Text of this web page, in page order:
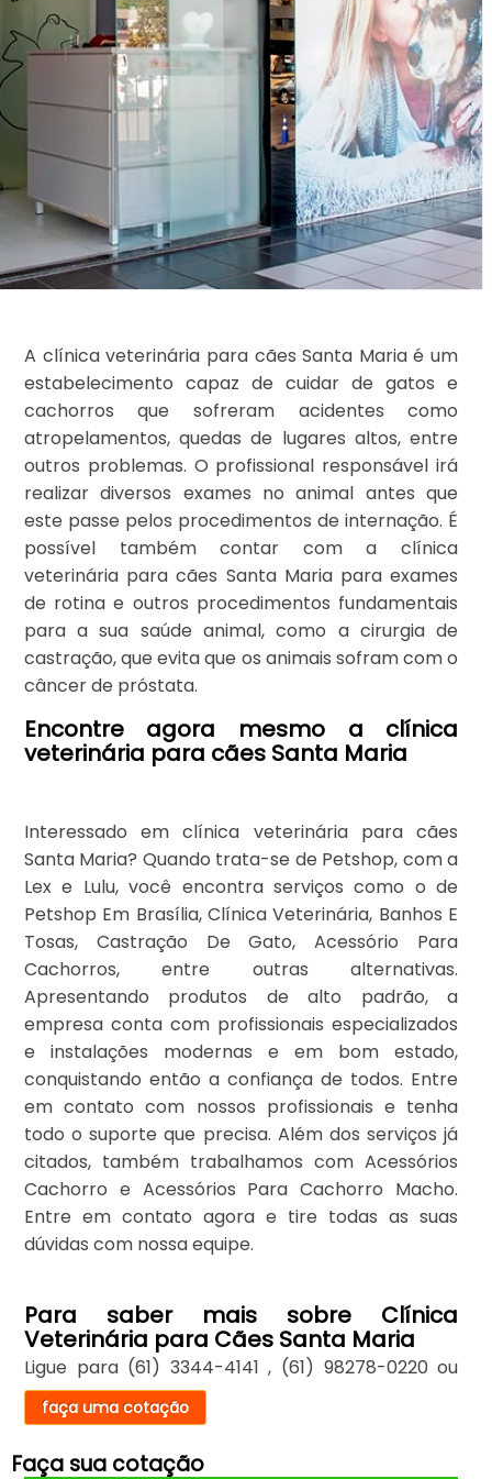
A clínica veterinária para cães Santa Maria é um
estabelecimento capaz de cuidar de gatos e
cachorros que sofreram acidentes como
atropelamentos, quedas de lugares altos, entre
outros problemas. O profissional responsável irá
realizar diversos exames no animal antes que
este passe pelos procedimentos de internação. É
possível também contar com a clínica
veterinária para cães Santa Maria para exames
de rotina e outros procedimentos fundamentais
para a sua saúde animal, como a cirurgia de
castração, que evita que os animais sofram com o
câncer de próstata.
Encontre agora mesmo a clínica
veterinária para cães Santa Maria
Interessado em clínica veterinária para cães
Santa Maria? Quando trata-se de Petshop, com a
Lex e Lulu, você encontra serviços como o de
Petshop Em Brasília, Clínica Veterinária, Banhos E
Tosas, Castração De Gato, Acessório Para
Cachorros, entre outras alternativas.
Apresentando produtos de alto padrão, a
empresa conta com profissionais especializados
e instalações modernas e em bom estado,
conquistando então a confiança de todos. Entre
em contato com nossos profissionais e tenha
todo o suporte que precisa. Além dos serviços já
citados, também trabalhamos com Acessórios
Cachorro e Acessórios Para Cachorro Macho.
Entre em contato agora e tire todas as suas
dúvidas com nossa equipe.
Para saber mais sobre Clínica
Veterinária para Cães Santa Maria
Ligue para (61) 3344-4141 , (61) 98278-0220 ou
faça uma cotação
Faça sua cotação